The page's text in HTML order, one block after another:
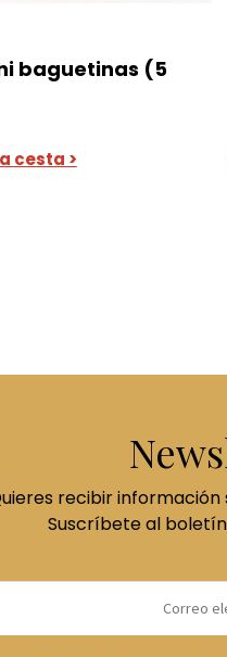
baguetinas (5
cesta >
recibir
Suscríbete al